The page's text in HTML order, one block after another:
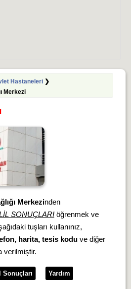
Hastaneleri❯
Merkezi
Merkezinden
SONUÇLARIöğrenmek ve
tuşları kullanınız,
harita, tesis koduve diğer
verilmiştir.
Sonuçları Yardım